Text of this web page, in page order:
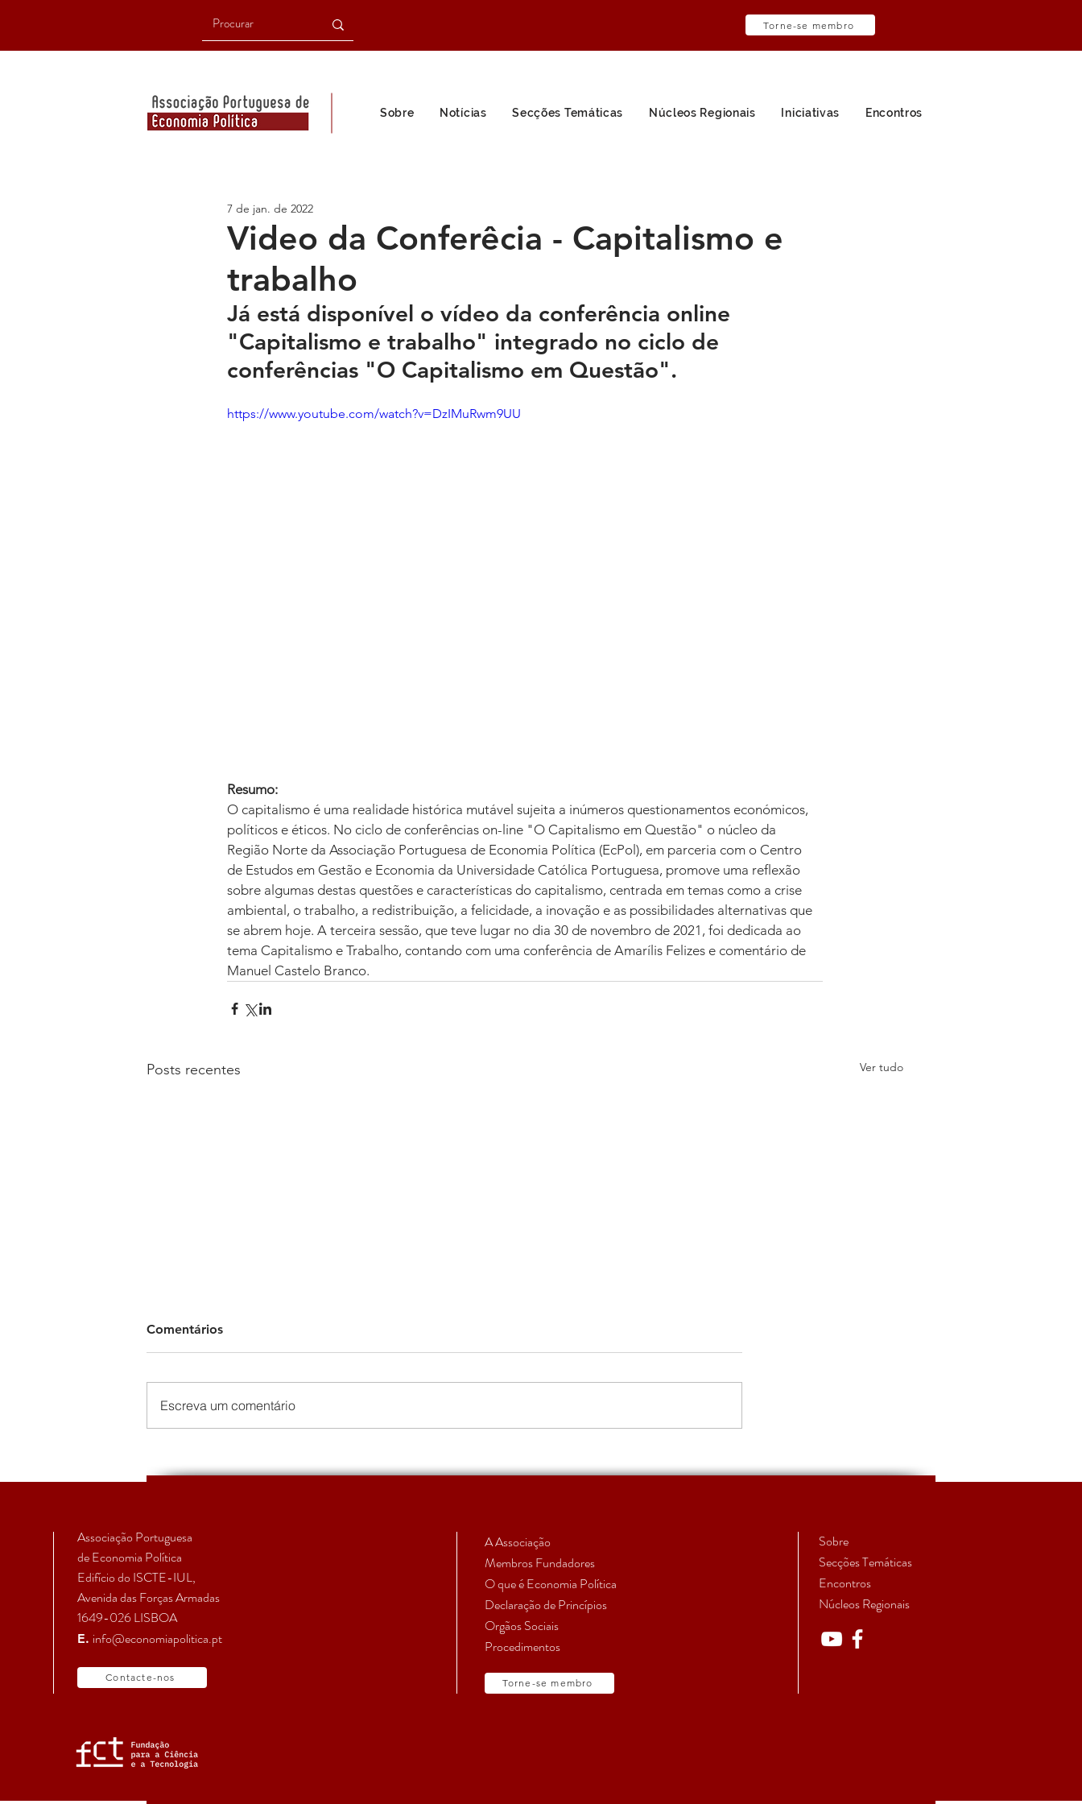
Torne-se membro
Sobre Notícias Secções Temáticas Núcleos Regionais Iniciativas Encontros
Video da Conferêcia - Capitalismo e
trabalho
7 de jan. de 2022
Já está disponível o vídeo da conferência online
"Capitalismo e trabalho" integrado no ciclo de
conferências "O Capitalismo em Questão".
https://www.youtube.com/watch?v=DzIMuRwm9UU
Resumo:
O capitalismo é uma realidade histórica mutável sujeita a inúmeros questionamentos económicos,
políticos e éticos. No ciclo de conferências on-line "O Capitalismo em Questão" o núcleo da
Região Norte da Associação Portuguesa de Economia Política (EcPol), em parceria com o Centro
de Estudos em Gestão e Economia da Universidade Católica Portuguesa, promove uma reflexão
sobre algumas destas questões e características do capitalismo, centrada em temas como a crise
ambiental, o trabalho, a redistribuição, a felicidade, a inovação e as possibilidades alternativas que
se abrem hoje. A terceira sessão, que teve lugar no dia 30 de novembro de 2021, foi dedicada ao
tema Capitalismo e Trabalho, contando com uma conferência de Amarílis Felizes e comentário de
Manuel Castelo Branco.
Posts recentes Ver tudo
European Peripheries
Política da Universidade de
de comunicações para o
Comentários
Escreva um comentário
Associação Portuguesa
de Economia Política
Edifício do ISCTE-IUL,
Avenida das Forças Armadas
1649-026 LISBOA
E. info@economiapolitica.pt
Contacte-nos
A Associação
Membros Fundadores
O que é Economia Política
Declaração de Princípios
Orgãos Sociais
Procedimentos
Torne-se membro
Sobre
Secções Temáticas
Encontros
Núcleos Regionais